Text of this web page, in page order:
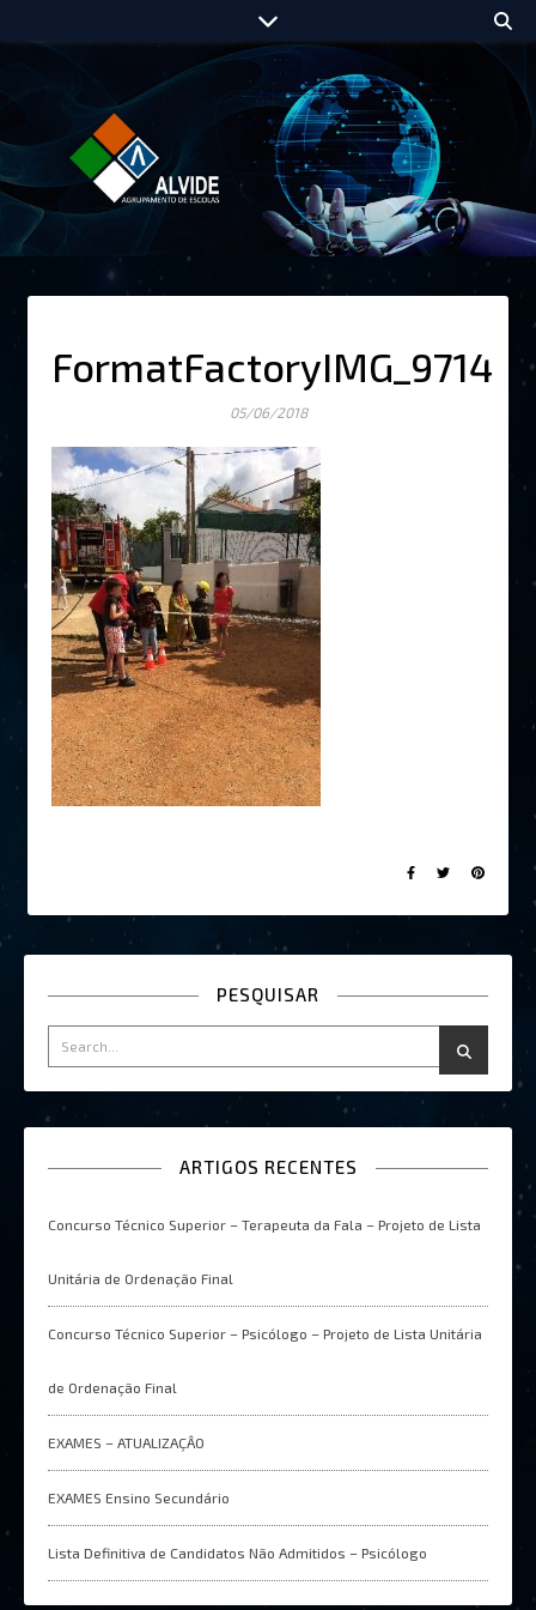
FormatFactoryIMG_9714
05/06/2018
PESQUISAR
ARTIGOS RECENTES
Concurso Técnico Superior – Terapeuta da Fala – Projeto de Lista
Unitária de Ordenação Final
Concurso Técnico Superior – Psicólogo – Projeto de Lista Unitária
de Ordenação Final
EXAMES – ATUALIZAÇÂO
EXAMES Ensino Secundário
Lista Definitiva de Candidatos Não Admitidos – Psicólogo